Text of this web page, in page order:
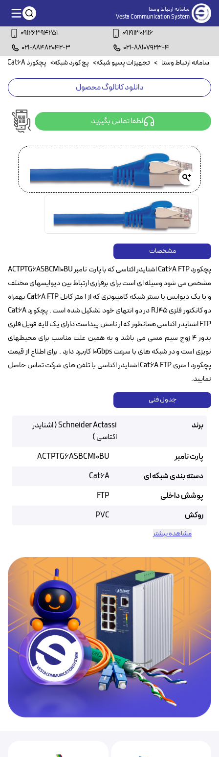
سامانه ارتباط وستا
Vesta Communication System
09126394251
09191302116
021-88482042-3
021-88107923-4
سامانه ارتباط وستا > تجهیزات پسیو شبکه> پچ کورد شبکه> پچکورد Cat6A
دانلود کاتالوگ محصول
لطفا تماس بگیرید
مشخصات
پچکورد Cat6A FTP اشنایدر اکتاسی که با پارت نامبر ACTPTG6ASBCM10BU
مشخص می شود وسیله ای است برای برقراری ارتباط بین دیوایسهای مختلف
و یا یک دیوایس با بستر شبکه کامپیوتری که از ۱ متر کابل Cat6A FTP‌ بهمراه
دو کانکتور فلزی RJ45‌ در دو انتهای خود تشکیل شده است . پچکورد Cat6A
FTP‌ اشنایدر اکتاسی همانطور که از نامش پیداست دارای یک لایه فویل فلزی
بدور ۴ زوج سیم مسی می باشد و به همین علت مناسب برای محیطهای
نویزی است و در شبکه های با سرعت 10Gbps کاربرد دارد . برای اطلاع از قیمت
پچکورد ۱ متری Cat6A FTP‌ اشنایدر اکتاسی با تلفن های شرکت تماس حاصل
نمایید.
جدول فنی
برند
Schneider Actassi ( اشنایدر
اکتاسی )
پارت نامبر
ACTPTG6ASBCM10BU
دسته بندی شبکه ای
Cat6A
پوشش داخلی
FTP
روکش
PVC
مشاهده بیشتر